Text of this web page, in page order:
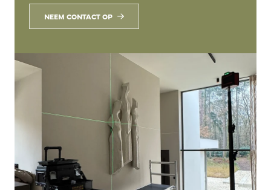
NEEM CONTACT OP